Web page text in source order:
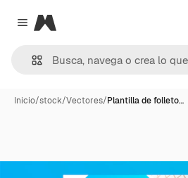
Close menu
Magnific
Inicio/stock/Vectores/Plantilla de folleto…